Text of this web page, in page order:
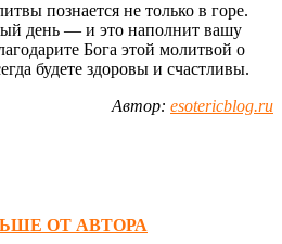
познается не только в горе.
день — и это наполнит вашу
Бога этой молитвой о
будете здоровы и счастливы.
Автор: esotericblog.ru
ОТ АВТОРА